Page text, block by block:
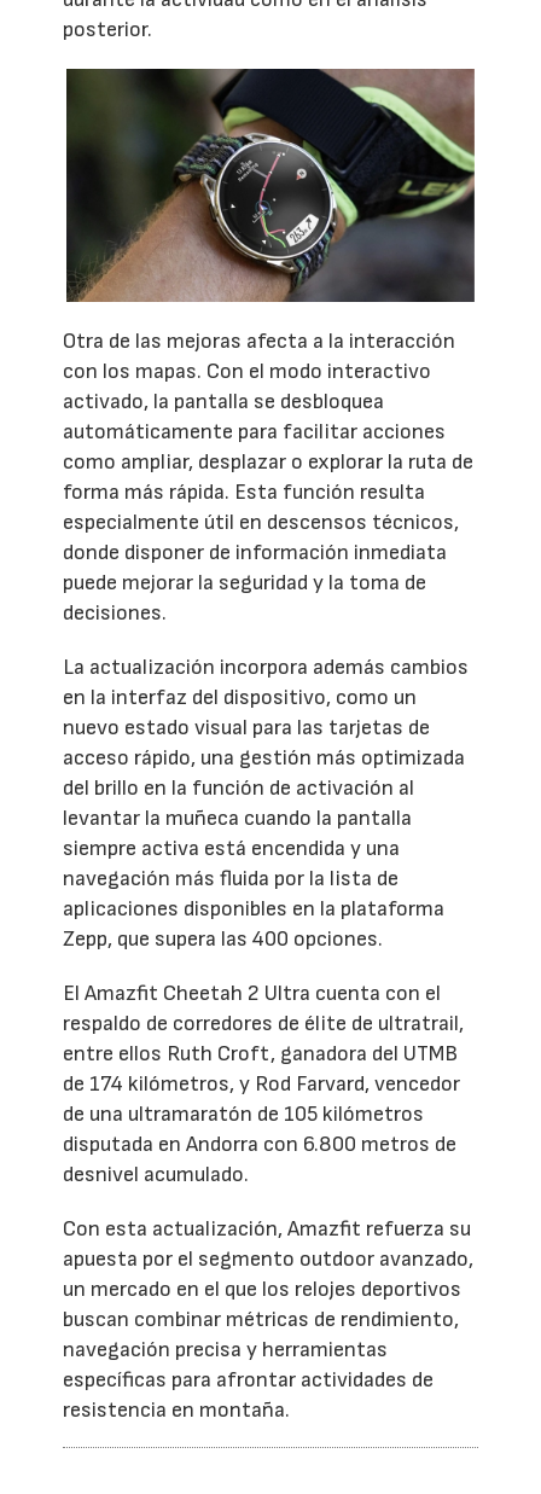
posterior.
Otra de las mejoras afecta a la interacción
con los mapas. Con el modo interactivo
activado, la pantalla se desbloquea
automáticamente para facilitar acciones
como ampliar, desplazar o explorar la ruta de
forma más rápida. Esta función resulta
especialmente útil en descensos técnicos,
donde disponer de información inmediata
puede mejorar la seguridad y la toma de
decisiones.
La actualización incorpora además cambios
en la interfaz del dispositivo, como un
nuevo estado visual para las tarjetas de
acceso rápido, una gestión más optimizada
del brillo en la función de activación al
levantar la muñeca cuando la pantalla
siempre activa está encendida y una
navegación más fluida por la lista de
aplicaciones disponibles en la plataforma
Zepp, que supera las 400 opciones.
El Amazfit Cheetah 2 Ultra cuenta con el
respaldo de corredores de élite de ultratrail,
entre ellos Ruth Croft, ganadora del UTMB
de 174 kilómetros, y Rod Farvard, vencedor
de una ultramaratón de 105 kilómetros
disputada en Andorra con 6.800 metros de
desnivel acumulado.
Con esta actualización, Amazfit refuerza su
apuesta por el segmento outdoor avanzado,
un mercado en el que los relojes deportivos
buscan combinar métricas de rendimiento,
navegación precisa y herramientas
específicas para afrontar actividades de
resistencia en montaña.